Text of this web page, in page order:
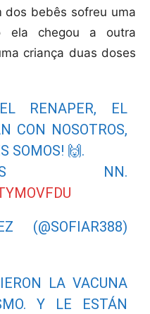
dos bebês sofreu uma
ela chegou a outra
criança duas doses
RENAPER, EL
CON NOSOTROS,
SOMOS! 🙌.
NN.
(@SOFIAR388)
LA VACUNA
Y LE ESTÁN